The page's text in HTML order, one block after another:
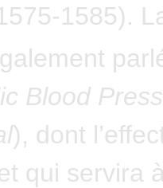
1585).
Blood
), dont
qui servira